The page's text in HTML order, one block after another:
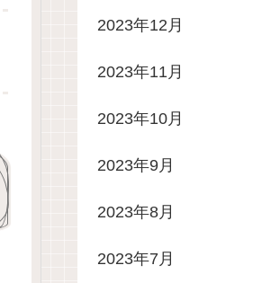
2023年12月
2023年11月
2023年10月
2023年9月
2023年8月
2023年7月